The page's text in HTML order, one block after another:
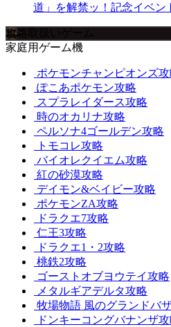
道」を解禁ッ！記念イベン
攻略取扱いゲーム
家庭用ゲーム機
ポケモンチャンピオンズ攻
ぽこあポケモン攻略
スプラレイダース攻略
時のオカリナ攻略
ペルソナ4ゴールデン攻略
トモコレ攻略
バイオレクイエム攻略
紅の砂漠攻略
デイモン&ベイビー攻略
ポケモンZA攻略
ドラクエ7攻略
仁王3攻略
ドラクエ1・2攻略
桃鉄2攻略
ゴーストオブヨウテイ攻略
メタルギアデルタ攻略
牧場物語 風のグランドバ
ドンキーコングバナンザ